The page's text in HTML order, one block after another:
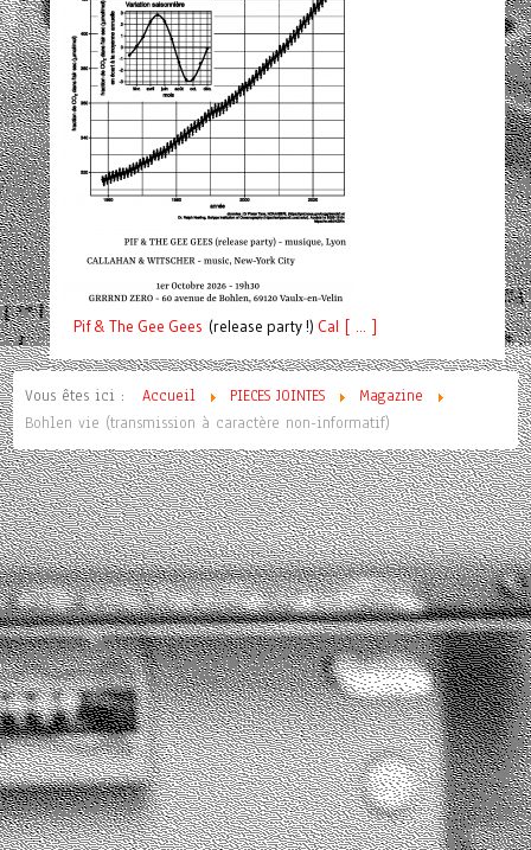
Pif& The Gee Gees (release party !) Cal [ ... ]
Vous êtes ici : Accueil PIECES JOINTES
Magazine
Bohlen vie (transmission à caractère non-informatif)